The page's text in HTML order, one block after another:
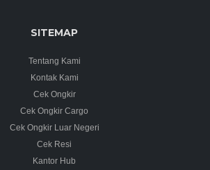
SITEMAP
Tentang Kami
Kontak Kami
Cek Ongkir
Cek Ongkir Cargo
Cek Ongkir Luar Negeri
Cek Resi
Kantor Hub